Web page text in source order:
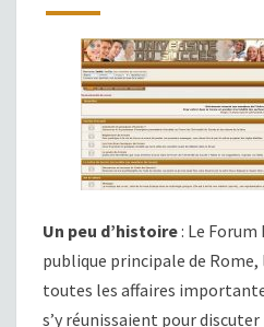
Un peu d’histoire: Le
publique principale de
toutes les affaires
s’y réunissaient pour